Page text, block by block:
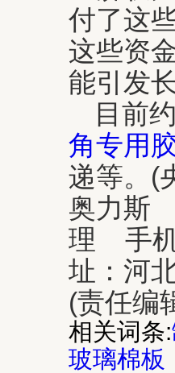
付了这
这些资
能引发
目前
角专用
递等。(
奥力斯
理 手机
址：河
(责任编
相关词条:
玻璃棉板